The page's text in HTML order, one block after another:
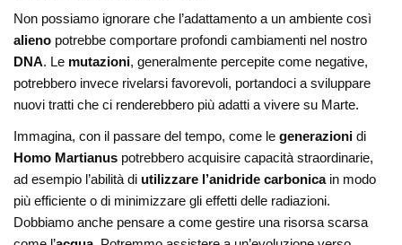
Non possiamo ignorare che l’adattamento a un ambiente così
alieno potrebbe comportare profondi cambiamenti nel nostro
DNA. Le mutazioni, generalmente percepite come negative,
potrebbero invece rivelarsi favorevoli, portandoci a sviluppare
nuovi tratti che ci renderebbero più adatti a vivere su Marte.
Immagina, con il passare del tempo, come legenerazioni di
Homo Martianus potrebbero acquisire capacità straordinarie,
ad esempio l’abilità di utilizzare l’anidride carbonicain modo
più efficiente o di minimizzare gli effetti delle radiazioni.
Dobbiamo anche pensare a come gestire una risorsa scarsa